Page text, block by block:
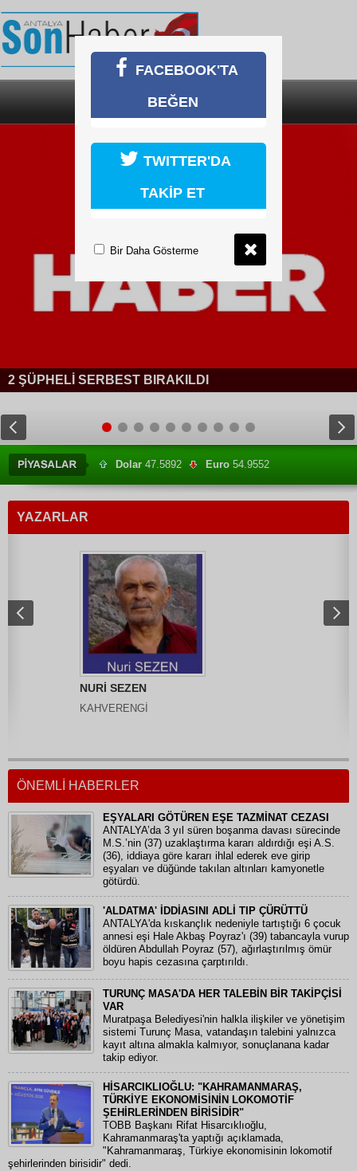
SON DAKİKA
2 ŞÜPHELİ SERBEST BIRAKILDI
Dolar 47.5892 Euro 54.9552
Altın6499.89 BIST13798.82
YAZARLAR
NURİ SEZEN
KAHVERENGİ
ÖNEMLİ HABERLER
EŞYALARI GÖTÜREN EŞE TAZMİNAT CEZASI
ANTALYA’da 3 yıl süren boşanma davası sürecinde
M.S.’nin (37) uzaklaştırma kararı aldırdığı eşi A.S.
(36), iddiaya göre kararı ihlal ederek eve girip
eşyaları ve düğünde takılan altınları kamyonetle
götürdü.
'ALDATMA' İDDİASINI ADLİ TIP ÇÜRÜTTÜ
ANTALYA'da kıskançlık nedeniyle tartıştığı 6 çocuk
annesi eşi Hale Akbaş Poyraz'ı (39) tabancayla vurup
öldüren Abdullah Poyraz (57), ağırlaştırılmış ömür
boyu hapis cezasına çarptırıldı.
TURUNÇ MASA'DA HER TALEBİN BİR TAKİPÇİSİ
VAR
Muratpaşa Belediyesi'nin halkla ilişkiler ve yönetişim
sistemi Turunç Masa, vatandaşın talebini yalnızca
kayıt altına almakla kalmıyor, sonuçlanana kadar
takip ediyor.
HİSARCIKLIOĞLU: "KAHRAMANMARAŞ,
TÜRKİYE EKONOMİSİNİN LOKOMOTİF
ŞEHİRLERİNDEN BİRİSİDİR"
TOBB Başkanı Rifat Hisarcıklıoğlu,
Kahramanmaraş'ta yaptığı açıklamada,
"Kahramanmaraş, Türkiye ekonomisinin lokomotif
şehirlerinden birisidir" dedi.
FACEBOOK'TA
BEĞEN
TWITTER'DA
TAKİP ET
Bir Daha Gösterme